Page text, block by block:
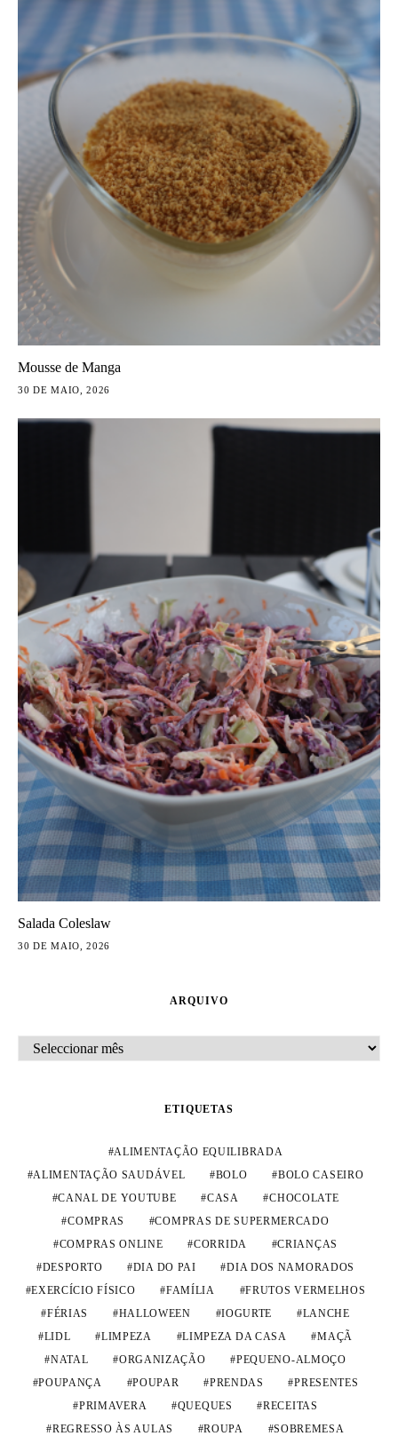
Mousse de Manga
30 DE MAIO, 2026
Salada Coleslaw
30 DE MAIO, 2026
ARQUIVO
ARQUIVO
ETIQUETAS
ALIMENTAÇÃO EQUILIBRADA
ALIMENTAÇÃO SAUDÁVEL
BOLO
BOLO CASEIRO
CANAL DE YOUTUBE
CASA
CHOCOLATE
COMPRAS
COMPRAS DE SUPERMERCADO
COMPRAS ONLINE
CORRIDA
CRIANÇAS
DESPORTO
DIA DO PAI
DIA DOS NAMORADOS
EXERCÍCIO FÍSICO
FAMÍLIA
FRUTOS VERMELHOS
FÉRIAS
HALLOWEEN IOGURTE
LANCHE
LIDL
LIMPEZA LIMPEZA DA CASA
MAÇÃ
NATAL
ORGANIZAÇÃO
PEQUENO-ALMOÇO
POUPANÇA
POUPAR PRENDAS
PRESENTES
PRIMAVERA
QUEQUES
RECEITAS
REGRESSO ÀS AULAS
ROUPA SOBREMESA